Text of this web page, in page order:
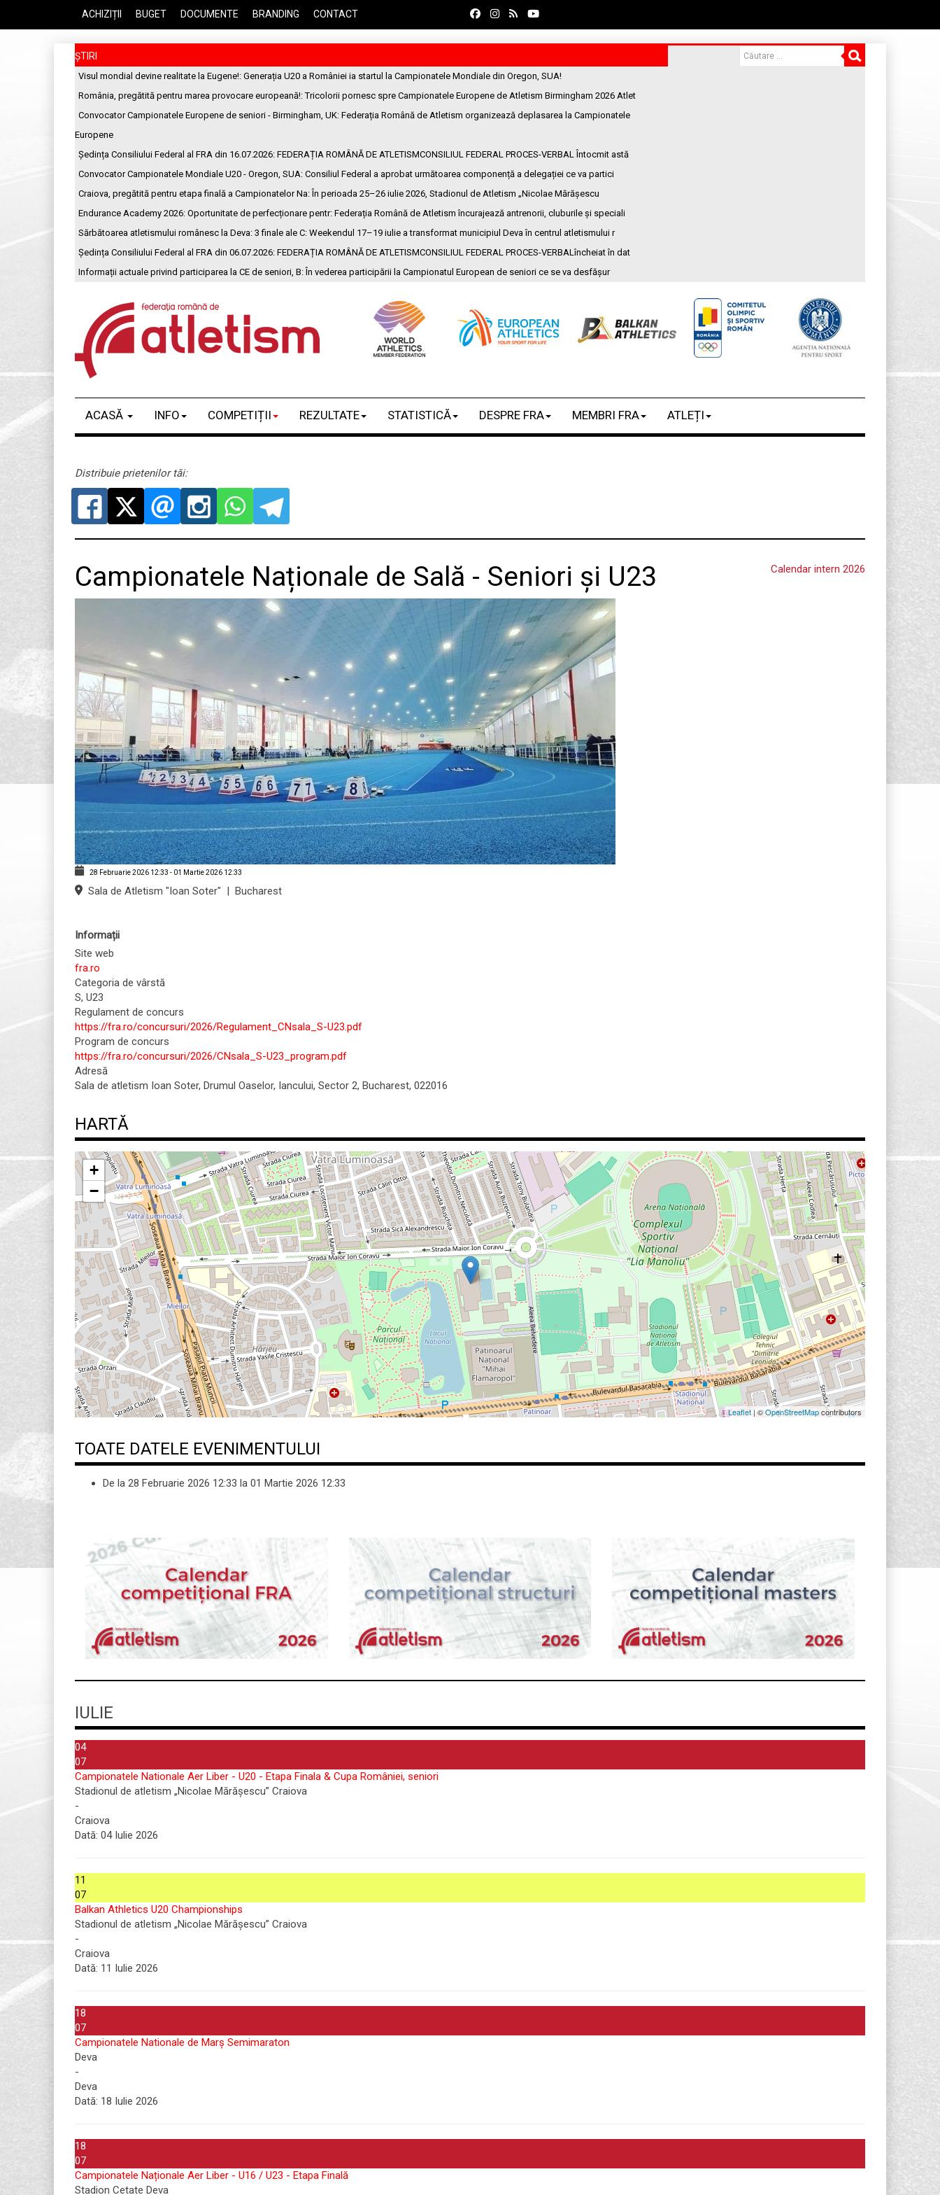
ACHIZIȚII BUGET DOCUMENTE BRANDING CONTACT
ȘTIRI
Visul mondial devine realitate la Eugene!: Generația U20 a României ia startul la Campionatele Mondiale din Oregon, SUA!
România, pregătită pentru marea provocare europeană!: Tricolorii pornesc spre Campionatele Europene de Atletism Birmingham 2026 Atlet
Convocator Campionatele Europene de seniori - Birmingham, UK: Federația Română de Atletism organizează deplasarea la Campionatele
Europene
Ședința Consiliului Federal al FRA din 16.07.2026: FEDERAȚIA ROMÂNĂ DE ATLETISMCONSILIUL FEDERAL PROCES-VERBAL Întocmit astă
Convocator Campionatele Mondiale U20 - Oregon, SUA: Consiliul Federal a aprobat următoarea componență a delegației ce va partici
Craiova, pregătită pentru etapa finală a Campionatelor Na: În perioada 25–26 iulie 2026, Stadionul de Atletism „Nicolae Mărășescu
Endurance Academy 2026: Oportunitate de perfecționare pentr: Federația Română de Atletism încurajează antrenorii, cluburile și speciali
Sărbătoarea atletismului românesc la Deva: 3 finale ale C: Weekendul 17–19 iulie a transformat municipiul Deva în centrul atletismului r
Ședința Consiliului Federal al FRA din 06.07.2026: FEDERAȚIA ROMÂNĂ DE ATLETISMCONSILIUL FEDERAL PROCES-VERBALîncheiat în dat
Informații actuale privind participarea la CE de seniori, B: În vederea participării la Campionatul European de seniori ce se va desfășur
ACASĂ INFO COMPETIȚII REZULTATE STATISTICĂ DESPRE FRA MEMBRI FRA ATLEȚI
Distribuie prietenilor tăi:
Campionatele Naționale de Sală - Seniori și U23 Calendar intern 2026
28 Februarie 2026 12:33 - 01 Martie 2026 12:33
Sala de Atletism "Ioan Soter" | Bucharest
Informații
Site web
fra.ro
Categoria de vârstă
S, U23
Regulament de concurs
https://fra.ro/concursuri/2026/Regulament_CNsala_S-U23.pdf
Program de concurs
https://fra.ro/concursuri/2026/CNsala_S-U23_program.pdf
Adresă
Sala de atletism Ioan Soter, Drumul Oaselor, Iancului, Sector 2, Bucharest, 022016
HARTĂ
+
−
Leaflet | ©OpenStreetMapcontributors
TOATE DATELE EVENIMENTULUI
De la 28 Februarie 2026 12:33 la 01 Martie 2026 12:33
IULIE
04
07
Campionatele Nationale Aer Liber - U20 - Etapa Finala & Cupa României, seniori
Stadionul de atletism „Nicolae Mărășescu” Craiova
-
Craiova
Dată: 04 Iulie 2026
11
07
Balkan Athletics U20 Championships
Stadionul de atletism „Nicolae Mărășescu” Craiova
-
Craiova
Dată: 11 Iulie 2026
18
07
Campionatele Nationale de Marș Semimaraton
Deva
-
Deva
Dată: 18 Iulie 2026
18
07
Campionatele Naționale Aer Liber - U16 / U23 - Etapa Finală
Stadion Cetate Deva